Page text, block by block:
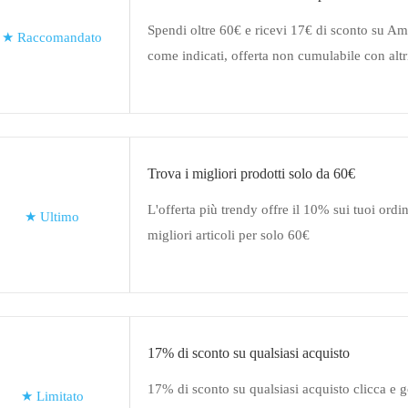
★ Raccomandato
Spendi oltre 60€ e ricevi 17€ di sconto su
come indicati, offerta non cumulabile con
★ Ultimo
Trova i migliori prodotti solo da 60€
L'offerta più trendy offre il 10% sui tuoi
migliori articoli per solo 60€
★ Limitato
17% di sconto su qualsiasi acquisto
17% di sconto su qualsiasi acquisto clicca e